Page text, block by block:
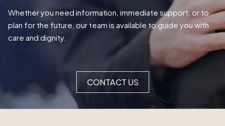
Whether you need information, immediate support, or to
plan for the future, our team is available to guide you with
care and dignity.
CONTACT US